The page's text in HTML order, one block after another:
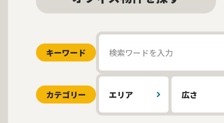
キーワード
カテゴリー エリア 広さ